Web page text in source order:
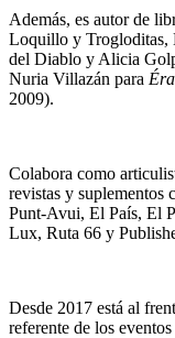
Además, es autor de
Loquillo y Trogloditas,
del Diablo y Alicia
Nuria Villazán para
2009).
Colabora como
revistas y suplementos
Punt-Avui, El País, El
Lux, Ruta 66 y
Desde 2017 está al
referente de los